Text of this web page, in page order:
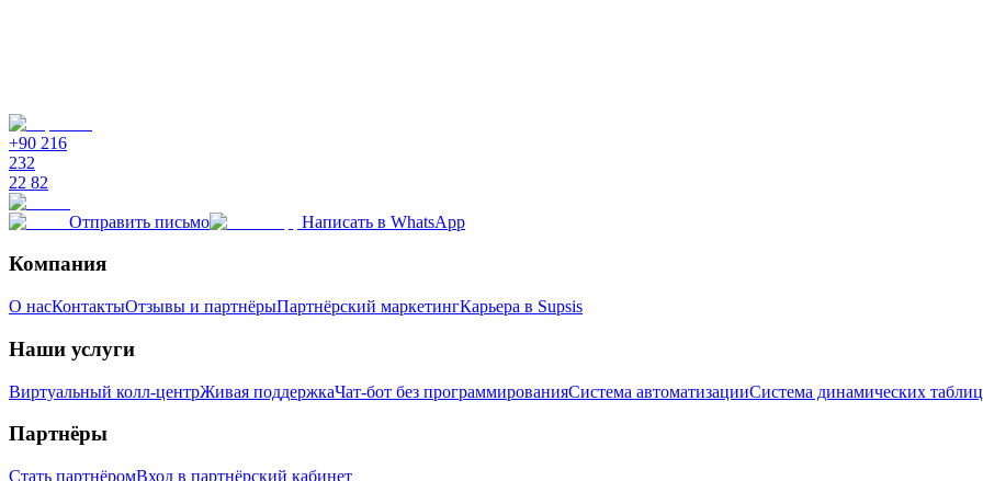
+90 216
232
22 82
Отправить письмо Написать в WhatsApp
Компания
О насКонтактыОтзывы и партнёрыПартнёрский маркетингКарьера в Supsis
Наши услуги
Виртуальный колл-центрЖивая поддержкаЧат-бот без программированияСистема автоматизацииСистема динамических таблиц
Партнёры
Стать партнёромВход в партнёрский кабинет